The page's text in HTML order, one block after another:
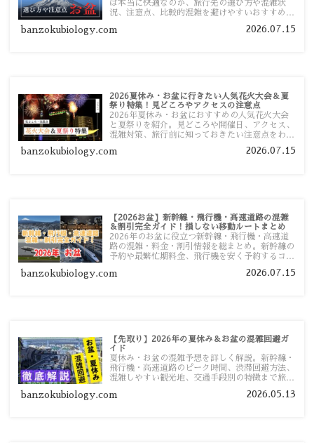
は本当に快適なのか、旅行先の選び方や混雑状
況、注意点、比較的混雑を避けやすいおすすめス
す。
banzokubiology.com 2026.07.15
2026夏休み・お盆に行きたい人気花火大会＆夏
祭り特集！見どころやアクセスの注意点
2026年夏休み・お盆におすすめの人気花火大会
と夏祭りを紹介。見どころや開催日、アクセス、
混雑対策、旅行前に知っておきたい注意点をわか
banzokubiology.com 2026.07.15
【2026お盆】新幹線・飛行機・高速道路の混雑
＆割引完全ガイド！損しない移動ルートまとめ
2026年のお盆に役立つ新幹線・飛行機・高速道
路の混雑・料金・割引情報を総まとめ。新幹線の
予約や最繁忙期料金、飛行機を安く予約するコ
い移動方法を分かりやすく解説します。
banzokubiology.com 2026.07.15
【先取り】2026年の夏休み＆お盆の混雑回避ガ
イド
夏休み・お盆の混雑予想を詳しく解説。新幹線・
飛行機・高速道路のピーク時間、渋滞回避方法、
混雑しやすい観光地、交通手段別の特徴まで旅行
banzokubiology.com 2026.05.13